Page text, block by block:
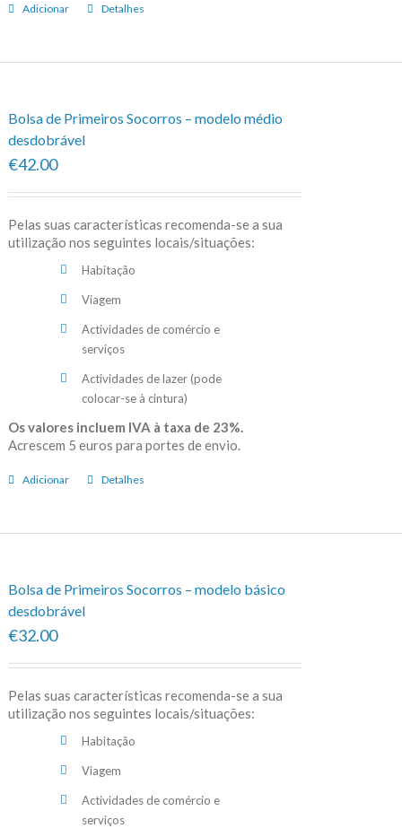
Adicionar Detalhes
Bolsa de Primeiros Socorros – modelo médio
desdobrável
€42.00
Pelas suas características recomenda-se a sua
utilização nos seguintes locais/situações:
Habitação
Viagem
Actividades de comércio e
serviços
Actividades de lazer (pode
colocar-se à cintura)
Os valores incluem IVA à taxa de 23%.
Acrescem 5 euros para portes de envio.
Adicionar Detalhes
Bolsa de Primeiros Socorros – modelo básico
desdobrável
€32.00
Pelas suas características recomenda-se a sua
utilização nos seguintes locais/situações:
Habitação
Viagem
Actividades de comércio e
serviços